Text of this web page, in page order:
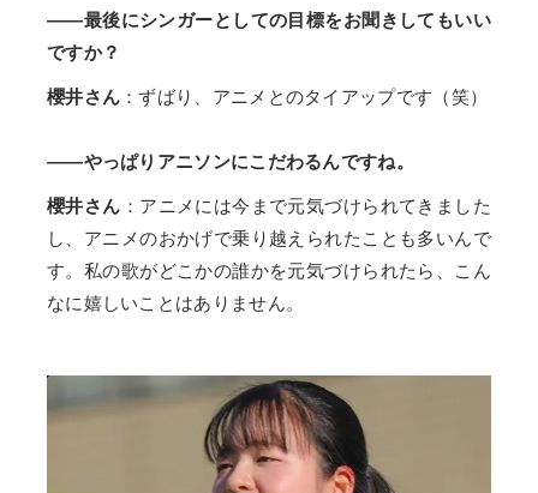
――最後にシンガーとしての目標をお聞きしてもいい
ですか？
櫻井さん ：ずばり、アニメとのタイアップです（笑）
――やっぱりアニソンにこだわるんですね。
櫻井さん ：アニメには今まで元気づけられてきました
し、アニメのおかげで乗り越えられたことも多いんで
す。私の歌がどこかの誰かを元気づけられたら、こん
なに嬉しいことはありません。